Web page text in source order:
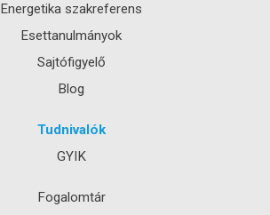
Energetika szakreferens
Esettanulmányok
Sajtófigyelő
Blog
Tudnivalók
GYIK
Fogalomtár